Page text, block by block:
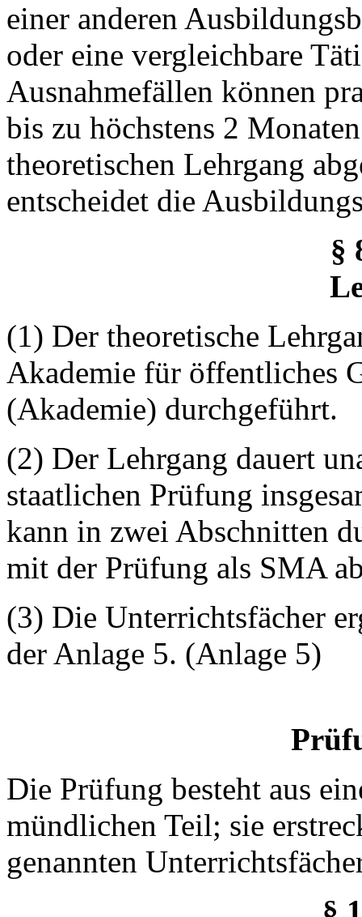
einer anderen
oder eine vergleichbare
Ausnahmefällen können
bis zu höchstens 2
theoretischen Lehrgang
entscheidet die
§
(1) Der theoretische
Akademie für öffentliches
(Akademie) durchgeführt.
(2) Der Lehrgang dauert
staatlichen Prüfung
kann in zwei Abschnitten
mit der Prüfung als SMA
(3) Die Unterrichtsfächer
der Anlage 5. (Anlage 5)
Die Prüfung besteht aus
mündlichen Teil; sie
genannten